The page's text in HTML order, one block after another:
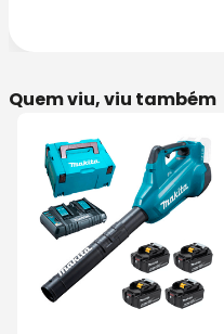
Quem viu, viu também